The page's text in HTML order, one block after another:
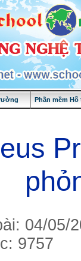
Phần mềm
04/05/
9757